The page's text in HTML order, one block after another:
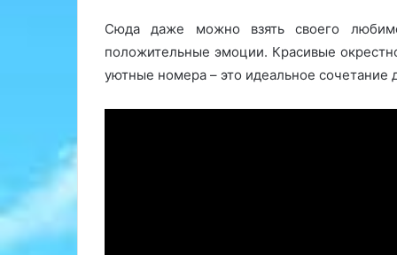
Сюда даже можно взять своего
положительные эмоции. Красивые
уютные номера – это идеальное сочетание